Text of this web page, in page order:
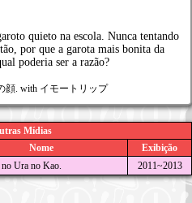
quieto na escola. Nunca tentando
por que a garota mais bonita da
poderia ser a razão?
顔. with イモートリップ
Mídias
Nome
Exibição
Ura no Kao. 2011~2013